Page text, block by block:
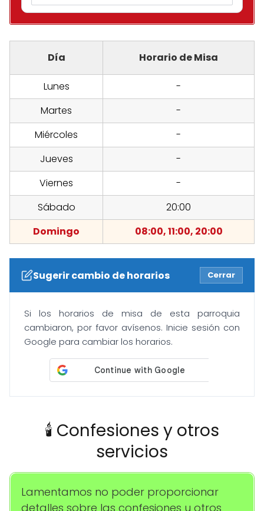
Día Horario de Misa
Lunes
-
Martes
-
Miércoles
-
Jueves
-
Viernes
-
Sábado
20:00
Domingo
08:00, 11:00, 20:00
Sugerir cambio de horarios Cerrar
Si los horarios de misa de esta parroquia
cambiaron, por favor avísenos. Inicie sesión con
Google para cambiar los horarios.
🕯️ Confesiones y otros
servicios
Lamentamos no poder proporcionar
detalles sobre las confesiones u otros